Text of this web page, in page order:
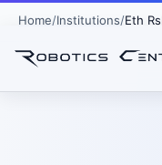
Home Institutions Eth